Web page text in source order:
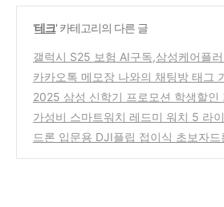
'테크' 카테고리의 다른 글
갤럭시 S25 보험 AI구독,삼성케어플러
오페이 보험 어떤게 더 좋을까?
(1)
카카오톡 메모장 나와의 채팅방 태그 기능 사
용하는 방법
(1)
2025 삼성 신학기 프로모션 학생할인
택 총정리
(0)
가성비 스마트워치 레드미 워치 5 라
한가?
(0)
드론 입문용 DJI플립 접이식 초보자드